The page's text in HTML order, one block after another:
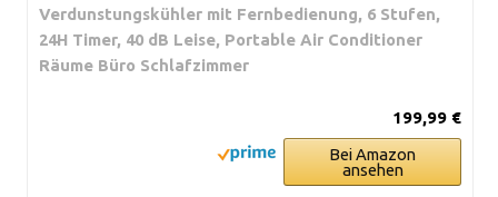
Verdunstungskühler mit Fernbedienung, 6 Stufen,
24H Timer, 40 dB Leise, Portable Air Conditioner
Räume Büro Schlafzimmer
199,99 €
Bei Amazon
ansehen